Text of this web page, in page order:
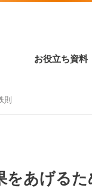
お役立ち資料
則
をあげる